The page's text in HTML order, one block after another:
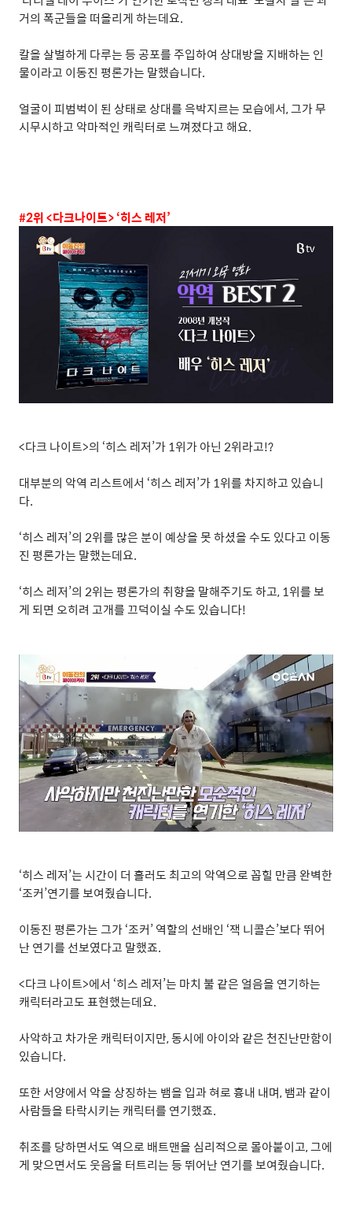
거의 폭군들을 떠올리게 하는데요.
칼을 살벌하게 다루는 등 공포를 주입하여 상대방을 지배하는 인
물이라고 이동진 평론가는 말했습니다.
얼굴이 피범벅이 된 상태로 상대를 윽박지르는 모습에서,그가 무
시무시하고 악마적인 캐릭터로 느껴졌다고 해요.
#2위<다크나이트> ‘히스 레저’
<다크 나이트>의 ‘히스 레저’가 1위가 아닌 2위라고!?
대부분의 악역 리스트에서 ‘히스 레저’가 1위를 차지하고 있습니
다.
‘히스 레저’의 2위를 많은 분이 예상을 못 하셨을 수도 있다고 이동
진 평론가는 말했는데요.
‘히스 레저’의 2위는 평론가의 취향을 말해주기도 하고, 1위를 보
게 되면 오히려 고개를 끄덕이실 수도 있습니다!
‘히스 레저’는 시간이 더 흘러도 최고의 악역으로 꼽힐 만큼 완벽한
‘조커’연기를 보여줬습니다.
이동진 평론가는 그가‘조커’역할의 선배인 ‘잭 니콜슨’보다 뛰어
난 연기를 선보였다고 말했죠.
<다크 나이트>에서 ‘히스 레저’는 마치 불 같은 얼음을 연기하는
캐릭터라고도 표현했는데요.
사악하고 차가운 캐릭터이지만,동시에 아이와 같은 천진난만함이
있습니다.
또한 서양에서 악을 상징하는 뱀을 입과 혀로 흉내 내며,뱀과 같이
사람들을 타락시키는 캐릭터를 연기했죠.
취조를 당하면서도 역으로 배트맨을 심리적으로 몰아붙이고,그에
게 맞으면서도 웃음을 터트리는 등 뛰어난 연기를 보여줬습니다.